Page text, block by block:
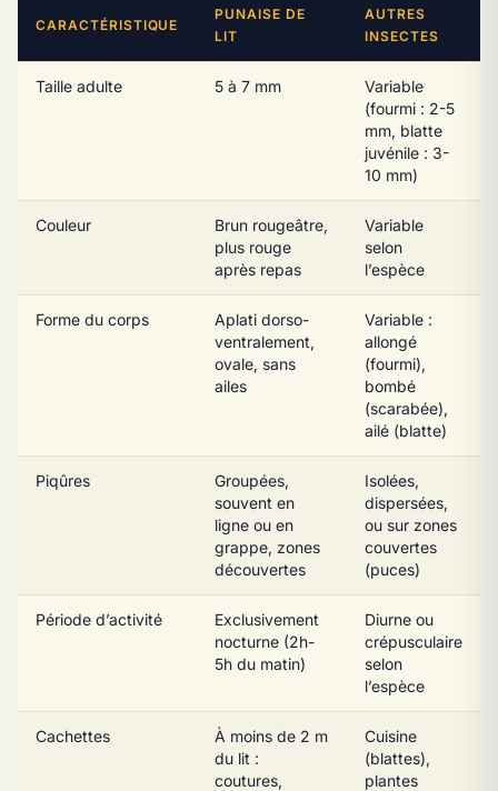
CARACTÉRISTIQUE
PUNAISE DE
LIT
AUTRES
INSECTES
Taille adulte 5 à 7 mm
Variable
(fourmi : 2-5
mm, blatte
juvénile : 3-
10 mm)
Couleur
Brun rougeâtre,
plus rouge
après repas
Variable
selon
l’espèce
Forme du corps
Aplati dorso-
ventralement,
ovale, sans
ailes
Variable :
allongé
(fourmi),
bombé
(scarabée),
ailé (blatte)
Piqûres
Groupées,
souvent en
ligne ou en
grappe, zones
découvertes
Isolées,
dispersées,
ou sur zones
couvertes
(puces)
Période d’activité
Exclusivement
nocturne (2h-
5h du matin)
Diurne ou
crépusculaire
selon
l’espèce
Cachettes
À moins de 2 m
du lit :
coutures,
Cuisine
(blattes),
plantes